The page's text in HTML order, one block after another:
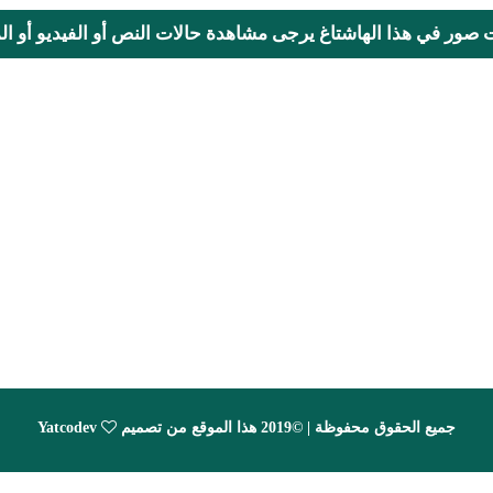
صور في هذا الهاشتاغ يرجى مشاهدة حالات النص أو الفيديو أو
جميع الحقوق محفوظة | ©2019 هذا الموقع من تصميم Yatcodev